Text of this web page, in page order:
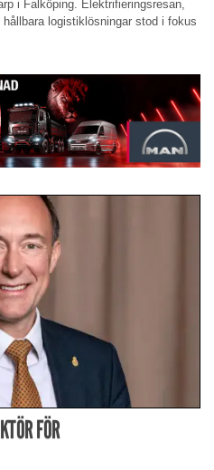
i Falköping. Elektrifieringsresan,
logistiklösningar stod i fokus
FÖR